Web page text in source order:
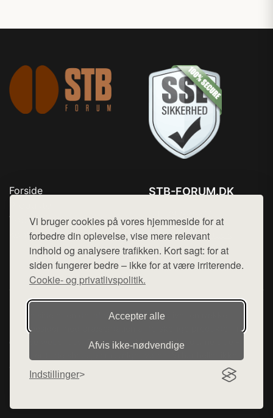
Vi bruger cookies på vores hjemmeside for at
forbedre din oplevelse, vise mere relevant
indhold og analysere trafikken. Kort sagt: for at
siden fungerer bedre – ikke for at være irriterende.
Cookie- og privatlivspolitik.
Accepter alle
Afvis ikke‑nødvendige
Indstillinger
Forside
Top Rabatter
Kontakt
STB-FORUM.DK
Mail: hej@want.dk
Cookie- og privatlivspolitik
Denne side er en del af want.dk, der udgiver en række
hjemmesider med præsentation af forskellige produkter fra
diverse webshops. Der sælges ikke varer fra denne side - vi
henviser til de shops, som sælger varen. Vi har heller ikke
varerne på lager.